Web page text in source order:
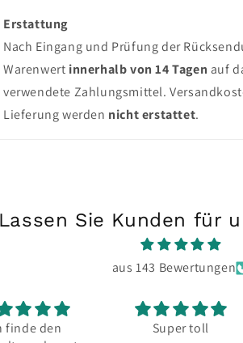
Erstattung
Nach Eingang und Prüfung der
Warenwert innerhalb von 14 Tagen auf
verwendete Zahlungsmittel.
Lieferung werden nicht erstattet.
Sie Kunden für
aus 143 Bewertungen
den
Super toll